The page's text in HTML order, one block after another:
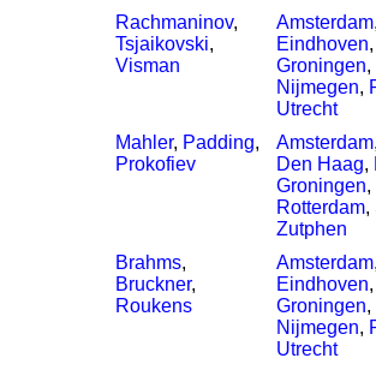
Rachmaninov,
Tsjaikovski,
Visman
Amsterdam
Eindhoven
Groningen,
Nijmegen,
Utrecht
Mahler, Padding,
Prokofiev
Amsterdam
Den Haag,
Groningen,
Rotterdam,
Zutphen
Brahms,
Bruckner,
Roukens
Amsterdam
Eindhoven
Groningen,
Nijmegen,
Utrecht